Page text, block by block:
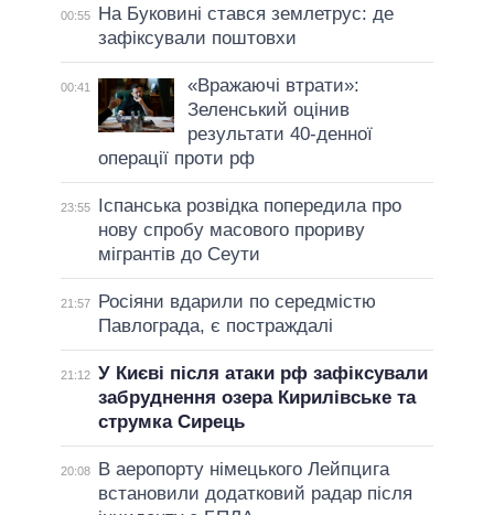
00:55
На Буковині стався землетрус: де
зафіксували поштовхи
00:41
«Вражаючі втрати»:
Зеленський оцінив
результати 40-денної
операції проти рф
23:55
Іспанська розвідка попередила про
нову спробу масового прориву
мігрантів до Сеути
21:57
Росіяни вдарили по середмістю
Павлограда, є постраждалі
21:12 У Києві після атаки рф зафіксували
забруднення озера Кирилівське та
струмка Сирець
20:08
В аеропорту німецького Лейпцига
встановили додатковий радар після